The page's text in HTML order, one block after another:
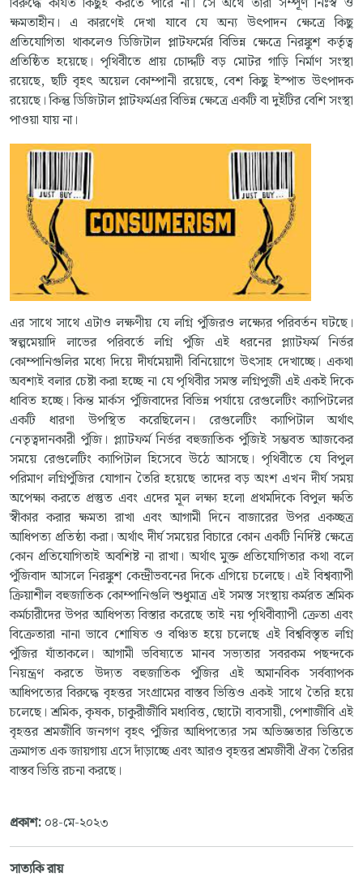
ক্ষমতাহীন। এ কারণেই দেখা যাবে যে অন্য উৎপাদন ক্ষেত্রে কিছু
প্রতিযোগিতা থাকলেও ডিজিটাল প্লাটফর্মের বিভিন্ন ক্ষেত্রে নিরঙ্কুশ কর্তৃত্ব
প্রতিষ্ঠিত হয়েছে। পৃথিবীতে প্রায় চোদ্দটি বড় মোটর গাড়ি নির্মাণ সংস্থা
রয়েছে, ছটি বৃহৎ অয়েল কোম্পানী রয়েছে, বেশ কিছু ইস্পাত উৎপাদক
রয়েছে। কিন্তু ডিজিটাল প্লাটফর্মএর বিভিন্ন ক্ষেত্রে একটি বা দুইটির বেশি সংস্থা
পাওয়া যায় না।
এর সাথে সাথে এটাও লক্ষণীয় যে লগ্নি পুঁজিরও লক্ষ্যের পরিবর্তন ঘটছে।
স্বল্পমেয়াদি লাভের পরিবর্তে লগ্নি পুঁজি এই ধরনের প্ল্যাটফর্ম নির্ভর
কোম্পানিগুলির মধ্যে দিয়ে দীর্ঘমেয়াদী বিনিয়োগে উৎসাহ দেখাচ্ছে। একথা
অবশ্যই বলার চেষ্টা করা হচ্ছে না যে পৃথিবীর সমস্ত লগ্নিপুজী এই একই দিকে
ধাবিত হচ্ছে। কিন্ত মার্কস পুঁজিবাদের বিভিন্ন পর্যায়ে রেগুলেটিং ক্যাপিটলের
একটি ধারণা উপস্থিত করেছিলেন। রেগুলেটিং ক্যাপিটাল অর্থাৎ
নেতৃত্বদানকারী পুঁজি। প্ল্যাটফর্ম নির্ভর বহুজাতিক পুঁজিই সম্ভবত আজকের
সময়ে রেগুলেটিং ক্যাপিটাল হিসেবে উঠে আসছে। পৃথিবীতে যে বিপুল
পরিমাণ লগ্নিপুঁজির যোগান তৈরি হয়েছে তাদের বড় অংশ এখন দীর্ঘ সময়
অপেক্ষা করতে প্রস্তুত এবং এদের মূল লক্ষ্য হলো প্রথমদিকে বিপুল ক্ষতি
স্বীকার করার ক্ষমতা রাখা এবং আগামী দিনে বাজারের উপর একচ্ছত্র
আধিপত্য প্রতিষ্ঠা করা। অর্থাৎ দীর্ঘ সময়ের বিচারে কোন একটি নির্দিষ্ট ক্ষেত্রে
কোন প্রতিযোগিতাই অবশিষ্ট না রাখা। অর্থাৎ মুক্ত প্রতিযোগিতার কথা বলে
পুঁজিবাদ আসলে নিরঙ্কুশ কেন্দ্রীভবনের দিকে এগিয়ে চলেছে। এই বিশ্বব্যাপী
ক্রিয়াশীল বহুজাতিক কোম্পানিগুলি শুধুমাত্র এই সমস্ত সংস্থায় কর্মরত শ্রমিক
কর্মচারীদের উপর আধিপত্য বিস্তার করেছে তাই নয় পৃথিবীব্যাপী ক্রেতা এবং
বিক্রেতারা নানা ভাবে শোষিত ও বঞ্চিত হয়ে চলেছে এই বিশ্ববিস্তৃত লগ্নি
পুঁজির যাঁতাকলে। আগামী ভবিষ্যতে মানব সভ্যতার সবরকম পছন্দকে
নিয়ন্ত্রণ করতে উদ্যত বহুজাতিক পুঁজির এই অমানবিক সর্বব্যাপক
আধিপত্যের বিরুদ্ধে বৃহত্তর সংগ্রামের বাস্তব ভিত্তিও একই সাথে তৈরি হয়ে
চলেছে। শ্রমিক, কৃষক, চাকুরীজীবি মধ্যবিত্ত, ছোটো ব্যবসায়ী, পেশাজীবি এই
বৃহত্তর শ্রমজীবি জনগণ বৃহৎ পুঁজির আধিপত্যের সম অভিজ্ঞতার ভিত্তিতে
ক্রমাগত এক জায়গায় এসে দাঁড়াচ্ছে এবং আরও বৃহত্তর শ্রমজীবী ঐক্য তৈরির
বাস্তব ভিত্তি রচনা করছে।
প্রকাশ: ০৪-মে-২০২৩
সাত্যকি রায়